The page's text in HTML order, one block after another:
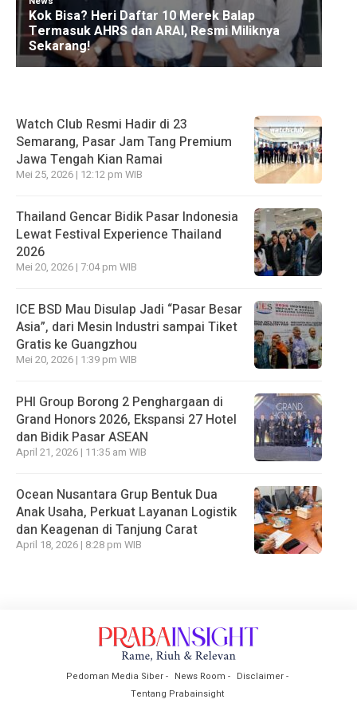
Watch Club Resmi Hadir di 23
Semarang, Pasar Jam Tang Premium
Jawa Tengah Kian Ramai
Mei 25, 2026 | 12:12 pm WIB
Thailand Gencar Bidik Pasar Indonesia
Lewat Festival Experience Thailand
2026
Mei 20, 2026 | 7:04 pm WIB
ICE BSD Mau Disulap Jadi “Pasar Besar
Asia”, dari Mesin Industri sampai Tiket
Gratis ke Guangzhou
Mei 20, 2026 | 1:39 pm WIB
PHI Group Borong 2 Penghargaan di
Grand Honors 2026, Ekspansi 27 Hotel
dan Bidik Pasar ASEAN
April 21, 2026 | 11:35 am WIB
Ocean Nusantara Grup Bentuk Dua
Anak Usaha, Perkuat Layanan Logistik
dan Keagenan di Tanjung Carat
April 18, 2026 | 8:28 pm WIB
Pedoman Media Siber News Room
Disclaimer
Tentang Prabainsight